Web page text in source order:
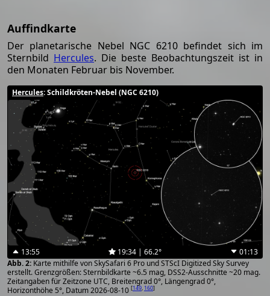
Auffindkarte
Der planetarische Nebel NGC 6210 befindet sich im
Sternbild Hercules. Die beste Beobachtungszeit ist in
den Monaten Februar bis November.
Hercules: Schildkröten-Nebel (NGC 6210)
13:55 19:34 | 66.2°
01:13
Karte mithilfe von SkySafari 6 Pro und STScI Digitized Sky Survey
erstellt. Grenzgrößen: Sternbildkarte ~6.5 mag, DSS2-Ausschnitte ~20 mag.
Zeitangaben für Zeitzone UTC, Breitengrad 0°, Längengrad 0°,
Horizonthöhe 5°, Datum 2026-08-10 [149, 160]